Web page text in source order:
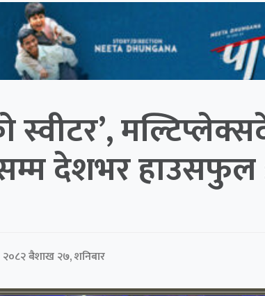
स्वीटर’,
देशभर हाउसफुल
२०८२ बैशाख २७, शनिबार